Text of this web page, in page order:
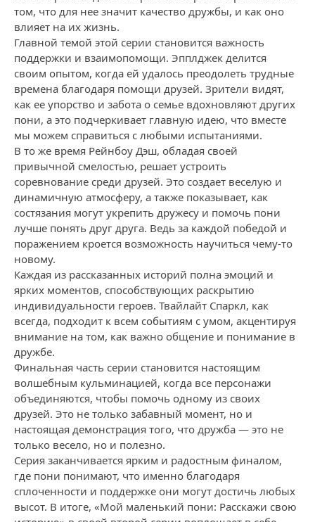
том, что для нее значит качество дружбы, и как оно
влияет на их жизнь.
Главной темой этой серии становится важность
поддержки и взаимопомощи. Эпплджек делится
своим опытом, когда ей удалось преодолеть трудные
времена благодаря помощи друзей. Зрители видят,
как ее упорство и забота о семье вдохновляют других
пони, а это подчеркивает главную идею, что вместе
мы можем справиться с любыми испытаниями.
В то же время Рейнбоу Дэш, обладая своей
привычной смелостью, решает устроить
соревнование среди друзей. Это создает веселую и
динамичную атмосферу, а также показывает, как
состязания могут укрепить дружесу и помочь пони
лучше понять друг друга. Ведь за каждой победой и
поражением кроется возможность научиться чему-то
новому.
Каждая из рассказанных историй полна эмоций и
ярких моментов, способствующих раскрытию
индивидуальности героев. Твайлайт Спаркл, как
всегда, подходит к всем событиям с умом, акцентируя
внимание на том, как важно общение и понимание в
дружбе.
Финальная часть серии становится настоящим
волшебным кульминацией, когда все персонажи
объединяются, чтобы помочь одному из своих
друзей. Это не только забавный момент, но и
настоящая демонстрация того, что дружба — это не
только весело, но и полезно.
Серия заканчивается ярким и радостным финалом,
где пони понимают, что именно благодаря
сплоченности и поддержке они могут достичь любых
высот. В итоге, «Мой маленький пони: Расскажи свою